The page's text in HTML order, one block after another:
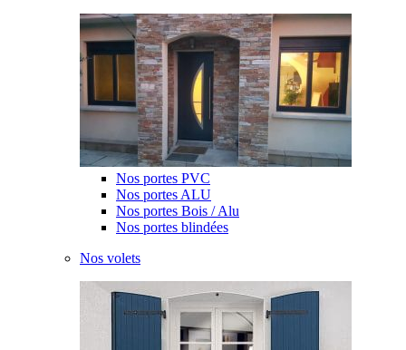
Nos portes PVC
Nos portes ALU
Nos portes Bois / Alu
Nos portes blindées
Nos volets